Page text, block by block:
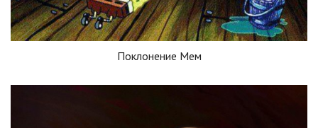
Поклонение Мем